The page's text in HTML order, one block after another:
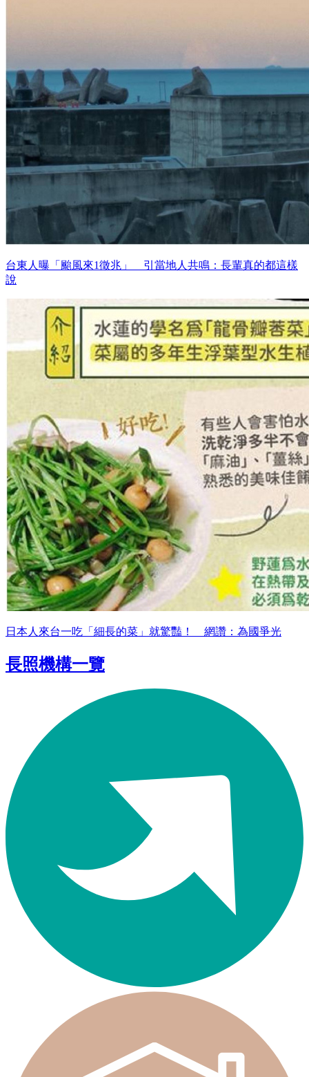
台東人曝「颱風來1徵兆」 引當地人共鳴：長輩真的都這樣
說
日本人來台一吃「細長的菜」就驚豔！ 網讚：為國爭光
長照機構一覽